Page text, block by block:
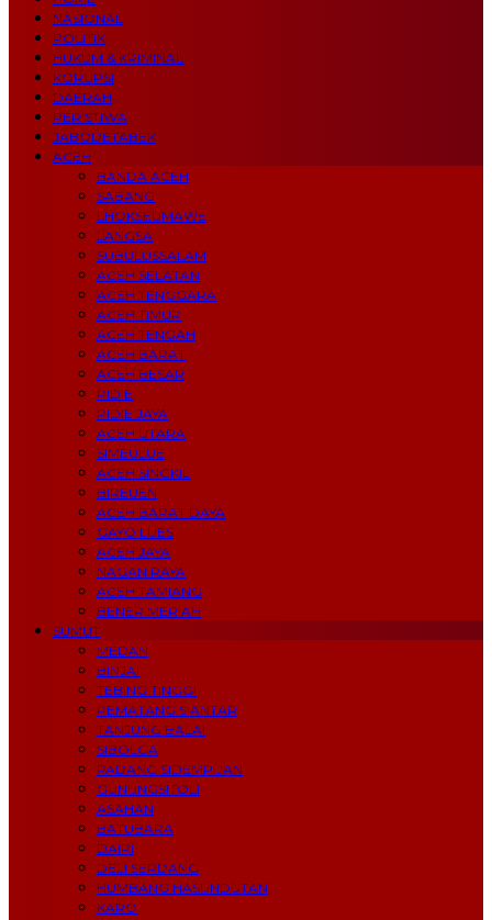
NASIONAL
POLITIK
HUKUM & KRIMINAL
KORUPSI
DAERAH
PERISTIWA
JABODETABEK
ACEH
BANDA ACEH
SABANG
LHOKSEUMAWE
LANGSA
SUBULUSSALAM
ACEH SELATAN
ACEH TENGGARA
ACEH TIMUR
ACEH TENGAH
ACEH BARAT
ACEH BESAR
PIDIE
PIDIE JAYA
ACEH UTARA
SIMEULUE
ACEH SINGKIL
BIREUEN
ACEH BARAT DAYA
GAYO LUES
ACEH JAYA
NAGAN RAYA
ACEH TAMIANG
BENER MERIAH
SUMUT
MEDAN
BINJAI
TEBING TINGGI
PEMATANG SIANTAR
TANJUNG BALAI
SIBOLGA
PADANG SIDEMPUAN
GUNUNGSITOLI
ASAHAN
BATUBARA
DAIRI
DELI SERDANG
HUMBANG HASUNDUTAN
KARO